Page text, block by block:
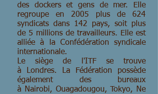
des dockers et gens de mer. Elle
regroupe en 2005 plus de 624
syndicats dans 142 pays, soit plus
de 5 millions de travailleurs. Elle est
alliée à la Confédération syndicale
internationale.
Le siège de l'ITF se trouve
à Londres. La Fédération possède
également des bureaux
à Nairobi, Ouagadougou, Tokyo, Ne